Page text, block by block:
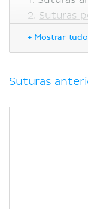
Suturas
+ Mostrar tudo
Suturas